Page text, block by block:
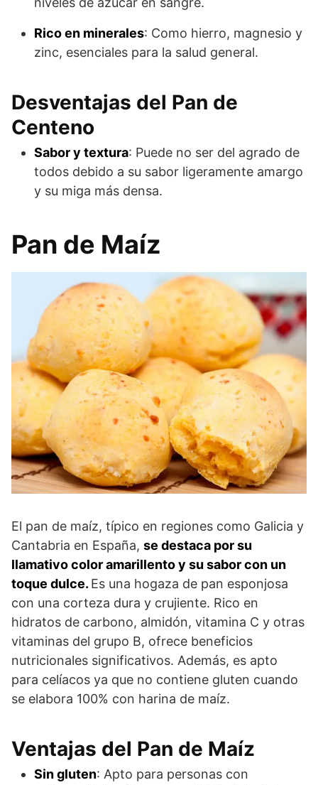
Rico en minerales: Como hierro, magnesio y
zinc, esenciales para la salud general.
Desventajas del Pan de
Centeno
Sabor y textura: Puede no ser del agrado de
todos debido a su sabor ligeramente amargo
y su miga más densa.
Pan de Maíz
El pan de maíz, típico en regiones como Galicia y
Cantabria en España, se destaca por su
llamativo color amarillento y su sabor con un
toque dulce. Es una hogaza de pan esponjosa
con una corteza dura y crujiente. Rico en
hidratos de carbono, almidón, vitamina C y otras
vitaminas del grupo B, ofrece beneficios
nutricionales significativos. Además, es apto
para celíacos ya que no contiene gluten cuando
se elabora 100% con harina de maíz.
Ventajas del Pan de Maíz
Sin gluten: Apto para personas con